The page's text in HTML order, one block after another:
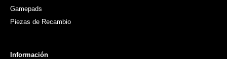
Gamepads
Piezas de Recambio
Información